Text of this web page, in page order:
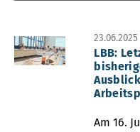
23.06.2025
LBB:
Am 16.